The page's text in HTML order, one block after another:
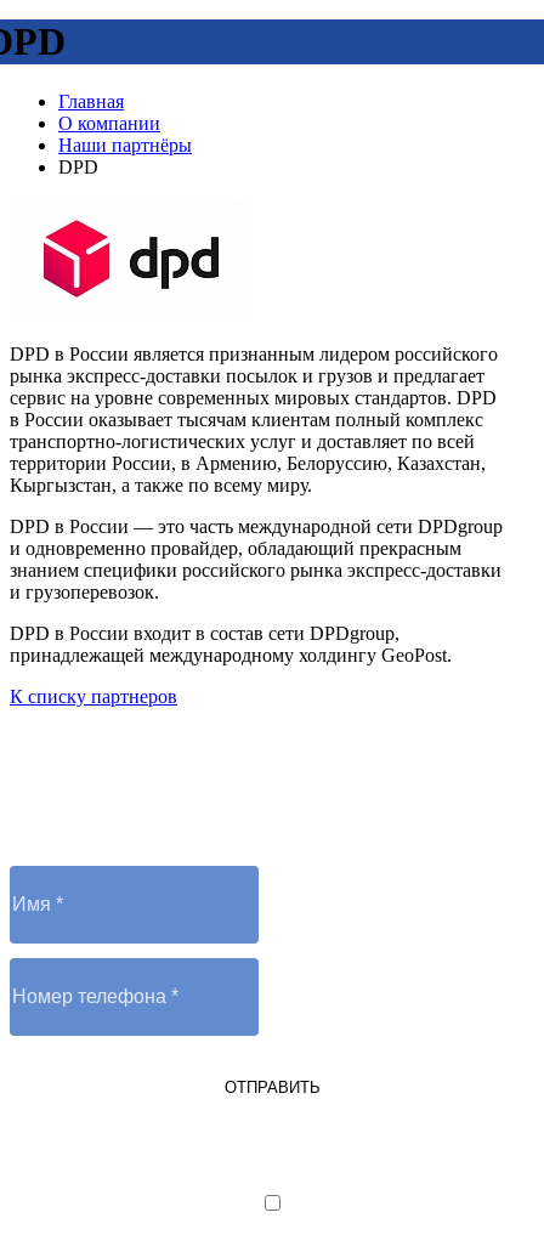
Главная
О компании
Наши партнёры
DPD
DPD в России является признанным лидером российского
рынка экспресс-доставки посылок и грузов и предлагает
сервис на уровне современных мировых стандартов. DPD
в России оказывает тысячам клиентам полный комплекс
транспортно-логистических услуг и доставляет по всей
территории России, в Армению, Белоруссию, Казахстан,
Кыргызстан, а также по всему миру.
DPD в России — это часть международной сети DPDgroup
и одновременно провайдер, обладающий прекрасным
знанием специфики российского рынка экспресс-доставки
и грузоперевозок.
DPD в России входит в состав сети DPDgroup,
принадлежащей международному холдингу GeoPost.
К списку партнеров
ОТПРАВИТЬ